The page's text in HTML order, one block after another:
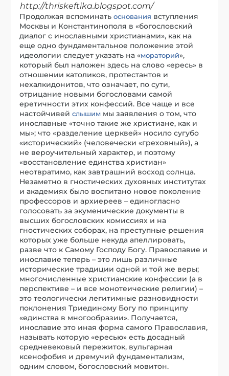
http://thriskeftika.blogspot.com/
Продолжая вспоминатьоснования вступления
Москвы и Константинополя в «богословский
диалог с инославными христианами», как на
еще одно фундаментальное положение этой
идеологии следует указать на «мораторий»,
который был наложен здесь на слово «ересь» в
отношении католиков, протестантов и
нехалкидонитов, что означает, по сути,
отрицание новыми богословами самой
еретичности этих конфессий. Все чаще и все
настойчивейслышим мы заявления о том, что
инославные «точно такие же христиане, как и
мы»; что «разделение церквей» носило сугубо
«исторический» (человечески «греховный»), а
не вероучительный характер, и поэтому
«восстановление единства христиан»
неотвратимо, как завтрашний восход солнца.
Незаметно в гностических духовных институтах
и академиях было воспитано новое поколение
профессоров и архиереев – единогласно
голосовать за экуменические документы в
высших богословских комиссиях и на
гностических соборах, на преступные решения
которых уже больше некуда апеллировать,
разве что к Самому Господу Богу. Православие и
инославие теперь – это лишь различные
исторические традиции одной и той же веры;
многочисленные христианские конфессии (а в
перспективе – и все монотеические религии) –
это теологически легитимные разновидности
поклонения Триединому Богу по принципу
«единства в многообразии». Получается,
инославие это иная форма самого Православия,
называть которую «ересью» есть досадный
средневековый пережиток, вульгарная
ксенофобия и дремучий фундаментализм,
одним словом, богословский мовитон.